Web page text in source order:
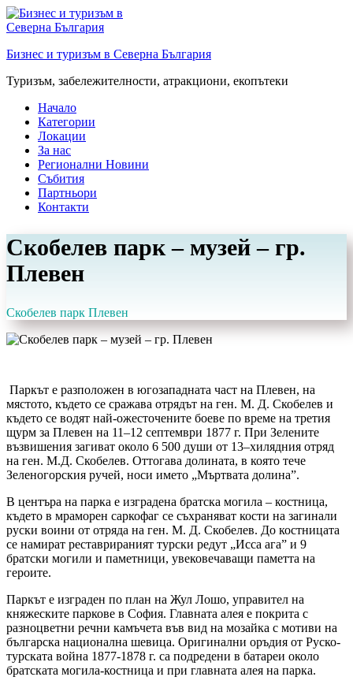
Преминете
към
Бизнес и туризъм в Северна България
Туризъм, забележителности, атракциони, екопътеки
Начало
Категории
Локации
За нас
Регионални Новини
Събития
Партньори
Контакти
Скобелев парк – музей – гр.
Плевен
Скобелев парк Плевен
Паркът е разположен в югозападната част на Плевен, на
мястото, където се сражава отрядът на ген. М. Д. Скобелев и
където се водят най-ожесточените боеве по време на третия
щурм за Плевен на 11–12 септември 1877 г. При Зелените
възвишения загиват около 6 500 души от 13–хилядния отряд
на ген. М.Д. Скобелев. Оттогава долината, в която тече
Зеленогорския ручей, носи името „Мъртвата долина”.
В центъра на парка е изградена братска могила – костница,
където в мраморен саркофаг се съхраняват кости на загинали
руски воини от отряда на ген. М. Д. Скобелев. До костницата
се намират реставрираният турски редут „Исса ага” и 9
братски могили и паметници, увековечаващи паметта на
героите.
Паркът е изграден по план на Жул Лошо, управител на
княжеските паркове в София. Главната алея е покрита с
разноцветни речни камъчета във вид на мозайка с мотиви на
българска национална шевица. Оригинални оръдия от Руско-
турската война 1877-1878 г. са подредени в батареи около
братската могила-костница и при главната алея на парка.